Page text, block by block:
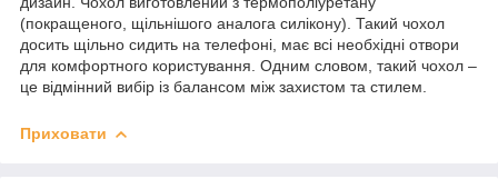
(покращеного, щільнішого аналога силікону). Такий чохол
досить щільно сидить на телефоні, має всі необхідні отвори
для комфортного користування. Одним словом, такий чохол –
це відмінний вибір із балансом між захистом та стилем.
Приховати